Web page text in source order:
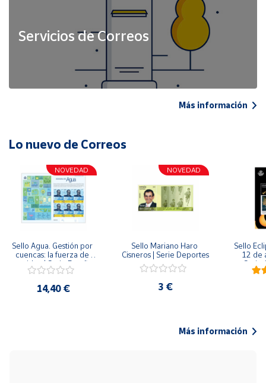
Servicios de Correos
Más información
Lo nuevo de Correos
NOVEDAD
Sello Agua. Gestión por
cuencas: la fuerza de
una idea.| Serie España
ES| Pliego Premium
14,40 €
NOVEDAD
Sello Mariano Haro
Cisneros | Serie Deportes
3 €
Sello
12 de
Serie
Más información